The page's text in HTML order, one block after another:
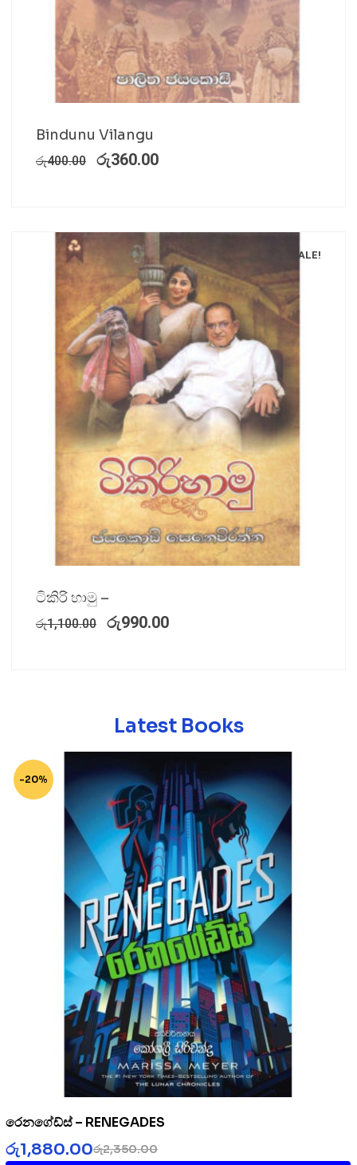
Bindunu Vilangu
රු400.00 රු360.00
SALE!
ටිකිරි හාමු –
රු1,100.00 රු990.00
Latest Books
-20%
රෙනගේඩ්ස් – RENEGADES
රු2,350.00
රු1,880.00